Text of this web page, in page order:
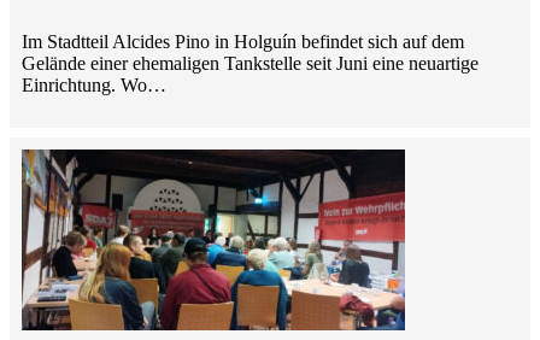
Im Stadtteil Alcides Pino in Holguín befindet sich auf dem
Gelände einer ehemaligen Tankstelle seit Juni eine neuartige
Einrichtung. Wo…